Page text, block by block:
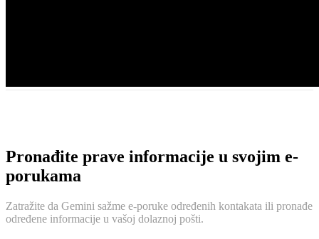
Pronađite prave informacije u svojim e-
porukama
Zatražite da Gemini sažme e-poruke određenih kontakata ili pronađe
određene informacije u vašoj dolaznoj pošti.